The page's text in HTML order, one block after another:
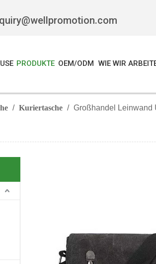
PRODUKTE OEM/ODM WIE WIR
/ Kuriertasche / Großhandel Leinwand